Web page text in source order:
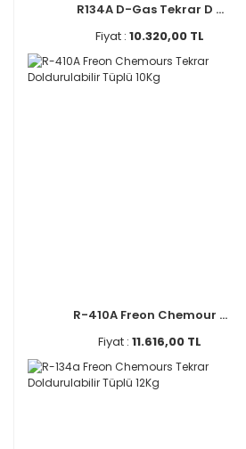
R134A D-Gas Tekrar D ...
Fiyat : 10.320,00 TL
R-410A Freon Chemour ...
Fiyat : 11.616,00 TL